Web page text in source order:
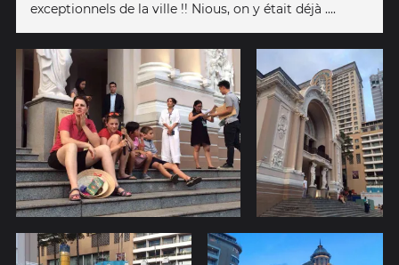
exceptionnels de la ville !! Nious, on y était déjà ....